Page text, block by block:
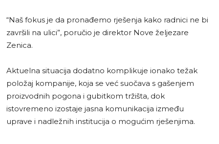
“Naš fokus je da pronađemo rješenja kako radnici ne bi
završili na ulici”, poručio je direktor Nove željezare
Zenica.
Aktuelna situacija dodatno komplikuje ionako težak
položaj kompanije, koja se već suočava s gašenjem
proizvodnih pogona i gubitkom tržišta, dok
istovremeno izostaje jasna komunikacija između
uprave i nadležnih institucija o mogućim rješenjima.